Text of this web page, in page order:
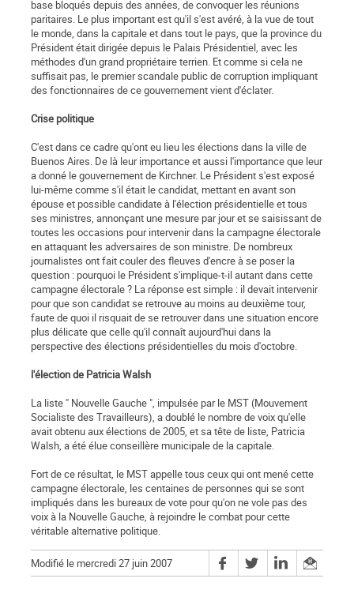
base bloqués depuis des années, de convoquer les réunions
paritaires. Le plus important est qu'il s'est avéré, à la vue de tout
le monde, dans la capitale et dans tout le pays, que la province du
Président était dirigée depuis le Palais Présidentiel, avec les
méthodes d'un grand propriétaire terrien. Et comme si cela ne
suffisait pas, le premier scandale public de corruption impliquant
des fonctionnaires de ce gouvernement vient d'éclater.
Crise politique
C'est dans ce cadre qu'ont eu lieu les élections dans la ville de
Buenos Aires. De là leur importance et aussi l'importance que leur
a donné le gouvernement de Kirchner. Le Président s'est exposé
lui-même comme s'il était le candidat, mettant en avant son
épouse et possible candidate à l'élection présidentielle et tous
ses ministres, annonçant une mesure par jour et se saisissant de
toutes les occasions pour intervenir dans la campagne électorale
en attaquant les adversaires de son ministre. De nombreux
journalistes ont fait couler des fleuves d'encre à se poser la
question : pourquoi le Président s'implique-t-il autant dans cette
campagne électorale ? La réponse est simple : il devait intervenir
pour que son candidat se retrouve au moins au deuxième tour,
faute de quoi il risquait de se retrouver dans une situation encore
plus délicate que celle qu'il connaît aujourd'hui dans la
perspective des élections présidentielles du mois d'octobre.
l'élection de Patricia Walsh
La liste " Nouvelle Gauche ", impulsée par le MST (Mouvement
Socialiste des Travailleurs), a doublé le nombre de voix qu'elle
avait obtenu aux élections de 2005, et sa tête de liste, Patricia
Walsh, a été élue conseillère municipale de la capitale.
Fort de ce résultat, le MST appelle tous ceux qui ont mené cette
campagne électorale, les centaines de personnes qui se sont
impliqués dans les bureaux de vote pour qu'on ne vole pas des
voix à la Nouvelle Gauche, à rejoindre le combat pour cette
véritable alternative politique.
Modifié le mercredi 27 juin 2007